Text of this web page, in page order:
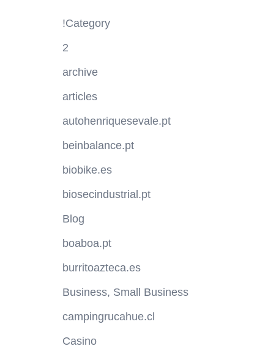
!Category
2
archive
articles
autohenriquesevale.pt
beinbalance.pt
biobike.es
biosecindustrial.pt
Blog
boaboa.pt
burritoazteca.es
Business, Small Business
campingrucahue.cl
Casino